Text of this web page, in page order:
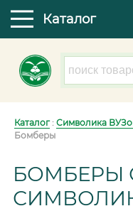
Каталог
Каталог: Символика
Бомберы
БОМБЕРЫ